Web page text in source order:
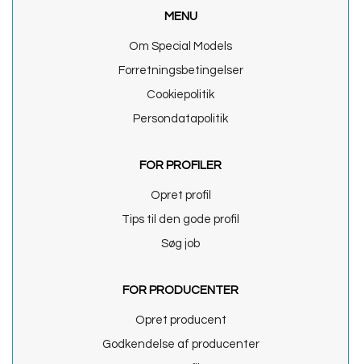
MENU
Om Special Models
Forretningsbetingelser
Cookiepolitik
Persondatapolitik
FOR PROFILER
Opret profil
Tips til den gode profil
Søg job
FOR PRODUCENTER
Opret producent
Godkendelse af producenter